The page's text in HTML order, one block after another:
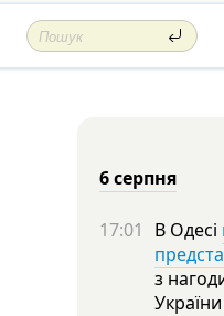
6 серпня
17:01 В Одесі
з
України